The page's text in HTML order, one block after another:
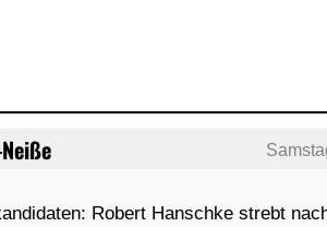
Robert Hanschke strebt